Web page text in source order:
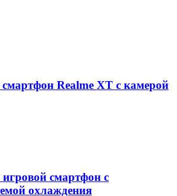
Realme XT с камерой
смартфон с
охлаждения